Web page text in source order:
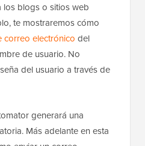
blogs o sitios web
te mostraremos cómo
correo electrónico del
de usuario. No
del usuario a través de
generará una
Más adelante en esta